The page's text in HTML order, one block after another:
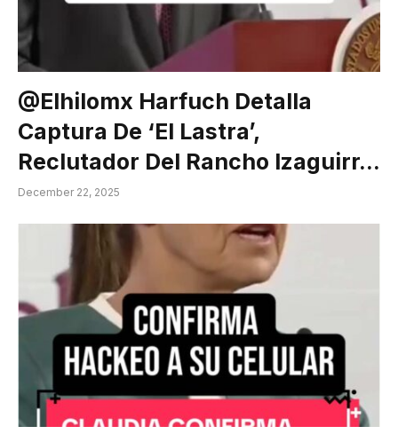
@elhilomx Harfuch Detalla
Captura De ‘El Lastra’,
Reclutador Del Rancho Izaguirr…
December 22, 2025